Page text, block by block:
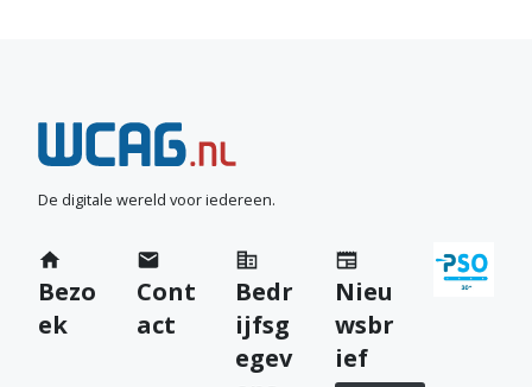
N
e
e
m
c
o
De digitale wereld voor iedereen.
Bezo
ek
Cont
act
Bedr
ijfsg
egev
Nieu
wsbr
ief